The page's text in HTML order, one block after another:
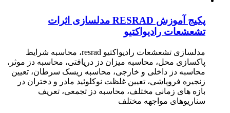
پکیج آموزش RESRAD مدلسازی اثرات
تشعشعات رادیواکتیو
مدلسازی تشعشعات رادیواکتیو resrad، محاسبه شرایط
پاکسازی محل، محاسبه میزان دز دریافتی، محاسبه دز موثر،
محاسبه دز داخلی و خارجی، محاسبه ریسک سرطان، تعیین
زنجیره فروپاشی، تعیین غلظت نوکلوئید مادر و دختران در
بازه های زمانی مختلف، محاسبه دز تجمعی، تعریف
سناریوهای مواجهه مختلف